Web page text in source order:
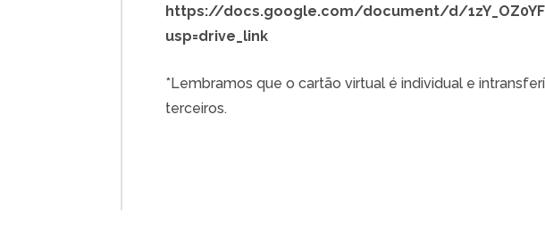
https://docs.google.com/document/d/
usp=drive_link
*Lembramos que o cartão virtual é individual e
terceiros.